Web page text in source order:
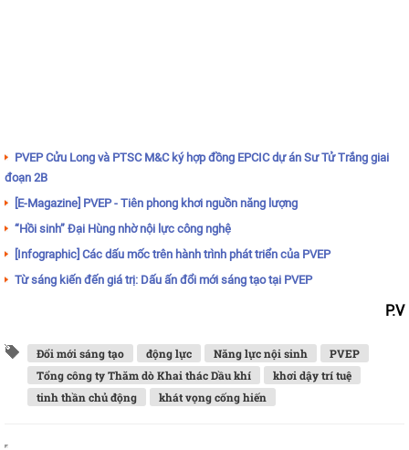
PVEP Cửu Long và PTSC M&C ký hợp đồng EPCIC dự án Sư Tử Trắng giai
đoạn 2B
[E-Magazine] PVEP - Tiên phong khơi nguồn năng lượng
“Hồi sinh” Đại Hùng nhờ nội lực công nghệ
[Infographic] Các dấu mốc trên hành trình phát triển của PVEP
Từ sáng kiến đến giá trị: Dấu ấn đổi mới sáng tạo tại PVEP
P.V
Đổi mới sáng tạo động lực Năng lực nội sinh
PVEP
Tổng công ty Thăm dò Khai thác Dầu khí
khơi dậy trí tuệ
tinh thần chủ động
khát vọng cống hiến